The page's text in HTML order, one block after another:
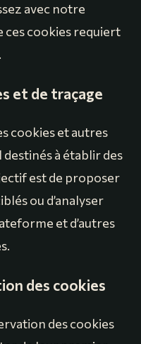
avec notre
ces cookies requiert
et de traçage
cookies et autres
à établir des
est de proposer
ou d’analyser
et d’autres
des cookies
des cookies